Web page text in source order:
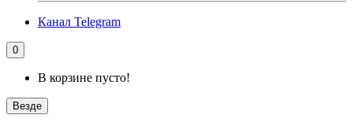
Канал Telegram
0
В корзине пусто!
Везде